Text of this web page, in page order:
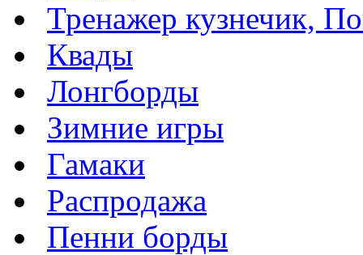
Тренажер кузнечик,
Квады
Лонгборды
Зимние игры
Гамаки
Распродажа
Пенни борды